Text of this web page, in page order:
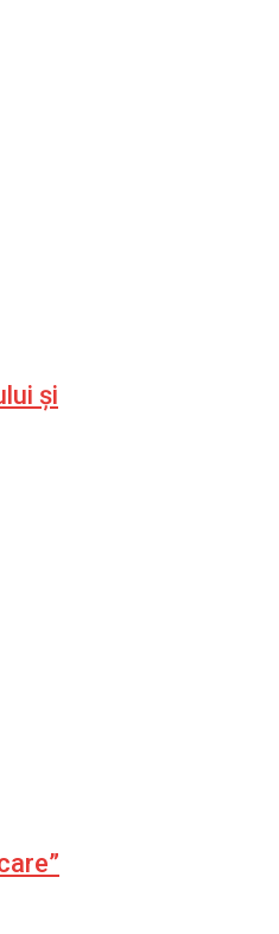
și